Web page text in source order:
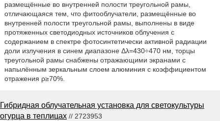
размещённые во внутренней полости треугольной рамы,
отличающаяся тем, что фитооблучатели, размещённые во
внутренней полости треугольной рамы, выполнены в виде
протяженных светодиодных источников облучения с
содержанием в спектре фотосинтетически активной радиации
доли излучения в синем диапазоне Δλ=430÷470 нм, торцы
треугольной рамы снабжены отражающими экранами с
напылённым зеркальным слоем алюминия с коэффициентом
отражения ρ≥70%.
Гибридная облучательная установка для светокультуры
огурца в теплицах // 2723953